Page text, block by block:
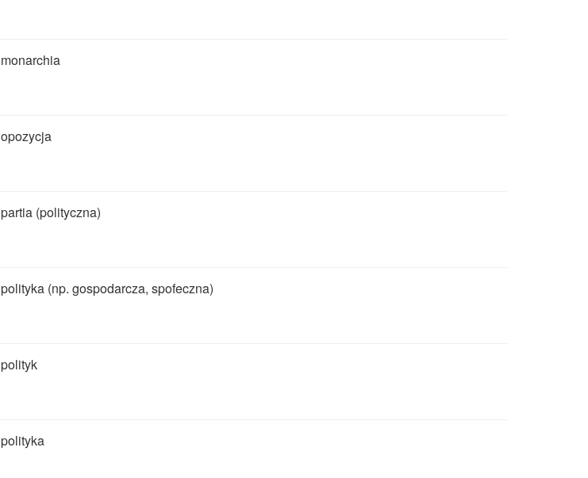
monarchia
opozycja
partia (polityczna)
polityka (np. gospodarcza, spofeczna)
polityk
polityka